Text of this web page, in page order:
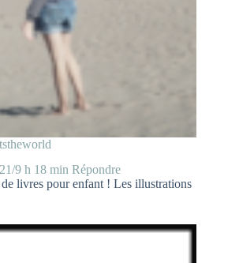
9 h 18 min Répondre
de livres pour enfant ! Les illustrations